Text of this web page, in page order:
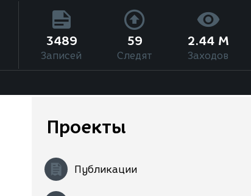
3489
Записей
59
Следят
2.44 M
Заходов
Проекты
Публикации